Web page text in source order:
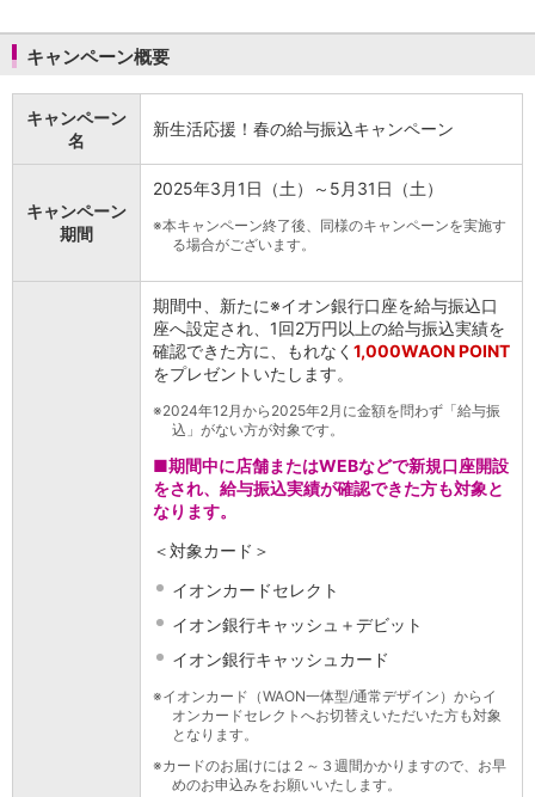
住宅ローン
新規お借入れの方
フラット35
リ・バース60
カードローン
目的別ローンマイページ
TOP
イオングループアプリ
キャンペーン概要
キャンペーン
名
新生活応援！春の給与振込キャンペーン
キャンペーン
期間
2025年3月1日（土）～5月31日（土）
※本キャンペーン終了後、同様のキャンペーンを実施す
る場合がございます。
期間中、新たに※イオン銀行口座を給与振込口
座へ設定され、1回2万円以上の給与振込実績を
確認できた方に、もれなく 1,000WAON POINT
をプレゼントいたします。
※2024年12月から2025年2月に金額を問わず「給与振
込」がない方が対象です。
■期間中に店舗またはWEBなどで新規口座開設
をされ、給与振込実績が確認できた方も対象と
なります。
＜対象カード＞
イオンカードセレクト
イオン銀行キャッシュ＋デビット
イオン銀行キャッシュカード
※イオンカード（WAON一体型/通常デザイン）からイ
オンカードセレクトへお切替えいただいた方も対象
となります。
※カードのお届けには２～３週間かかりますので、お早
めのお申込みをお願いいたします。